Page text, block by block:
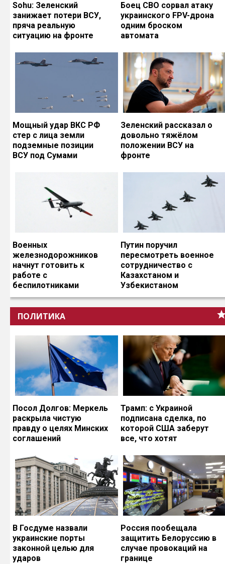
Sohu: Зеленский
занижает потери ВСУ,
пряча реальную
ситуацию на фронте
Боец СВО сорвал атаку
украинского FPV-дрона
одним броском
автомата
Мощный удар ВКС РФ
стер с лица земли
подземные позиции
ВСУ под Сумами
Зеленский рассказал о
довольно тяжёлом
положении ВСУ на
фронте
Военных
железнодорожников
начнут готовить к
работе с
беспилотниками
Путин поручил
пересмотреть военное
сотрудничество с
Казахстаном и
Узбекистаном
ПОЛИТИКА
Посол Долгов: Меркель
раскрыла чистую
правду о целях Минских
соглашений
Трамп: с Украиной
подписана сделка, по
которой США заберут
все, что хотят
В Госдуме назвали
украинские порты
законной целью для
ударов
Россия пообещала
защитить Белоруссию в
случае провокаций на
границе